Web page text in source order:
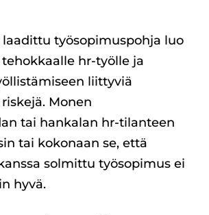
laadittu työsopimuspohja luo
hr-työlle ja
liittyviä
Monen
tai hankalan hr-tilanteen
tai kokonaan se, että
solmittu työsopimus ei
hyvä.